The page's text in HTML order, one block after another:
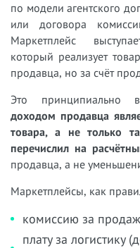
по модели агентского
или договора
Маркетплейс
который реализует
продавца, но за счёт
Это принципиально
доходом продавца
товара, а не только
перечислил на
продавца, а не
Маркетплейсы, как
комиссию за
плату за логистику